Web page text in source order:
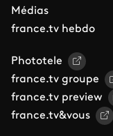
Médias
france.tv hebdo
Phototele
france.tv groupe
france.tv preview
france.tv&vous